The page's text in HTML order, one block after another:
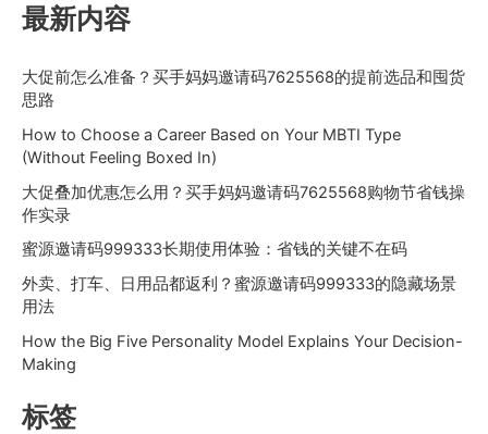
最新内容
大促前怎么准备？买手妈妈邀请码7625568的提前选品和囤货
思路
How to Choose a Career Based on Your MBTI Type
(Without Feeling Boxed In)
大促叠加优惠怎么用？买手妈妈邀请码7625568购物节省钱操
作实录
蜜源邀请码999333长期使用体验：省钱的关键不在码
外卖、打车、日用品都返利？蜜源邀请码999333的隐藏场景
用法
How the Big Five Personality Model Explains Your Decision-
Making
标签